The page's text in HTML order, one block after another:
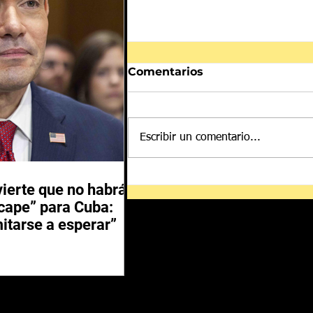
Comentarios
Escribir un comentario...
que no habrá
para Cuba:
a esperar”